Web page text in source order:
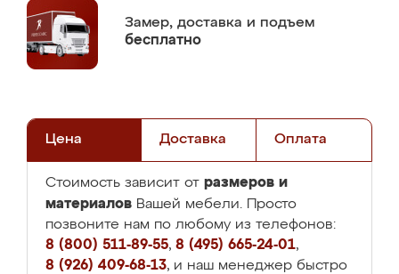
Замер, доставка и подъем
бесплатно
Цена Доставка Оплата
Стоимость зависит от размеров и
материалов Вашей мебели. Просто
позвоните нам по любому из телефонов:
8 (800) 511-89-55, 8 (495) 665-24-01,
8 (926) 409-68-13, и наш менеджер быстро